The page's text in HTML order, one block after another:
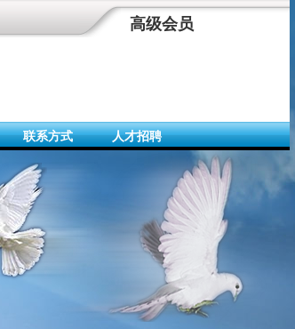
高级会员
联系方式 人才招聘